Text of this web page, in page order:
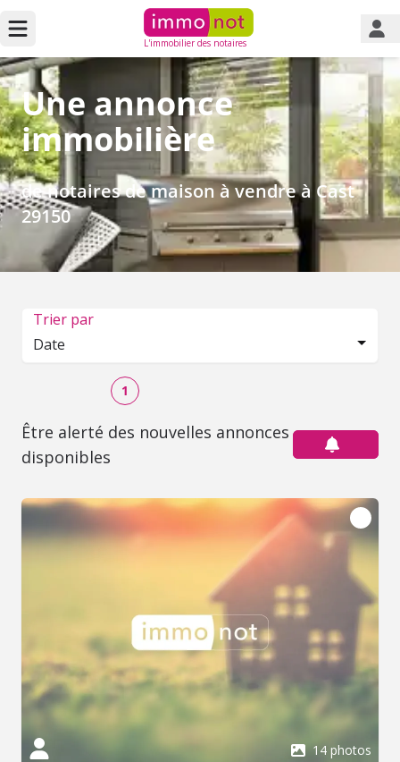
L'immobilier des notaires
Une annonce
immobilière
de notaires de maison à vendre à Cast
29150
Trier par
Date
1
Être alerté des nouvelles annonces
disponibles
14 photos